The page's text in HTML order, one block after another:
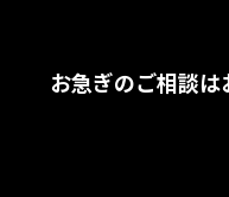
お急ぎのご相談